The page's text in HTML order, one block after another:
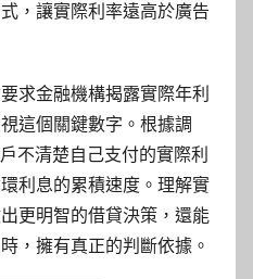
，讓實際利率遠高於廣告
求金融機構揭露實際年利
這個關鍵數字。根據調
不清楚自己支付的實際利
利息的累積速度。理解實
更明智的借貸決策，還能
，擁有真正的判斷依據。